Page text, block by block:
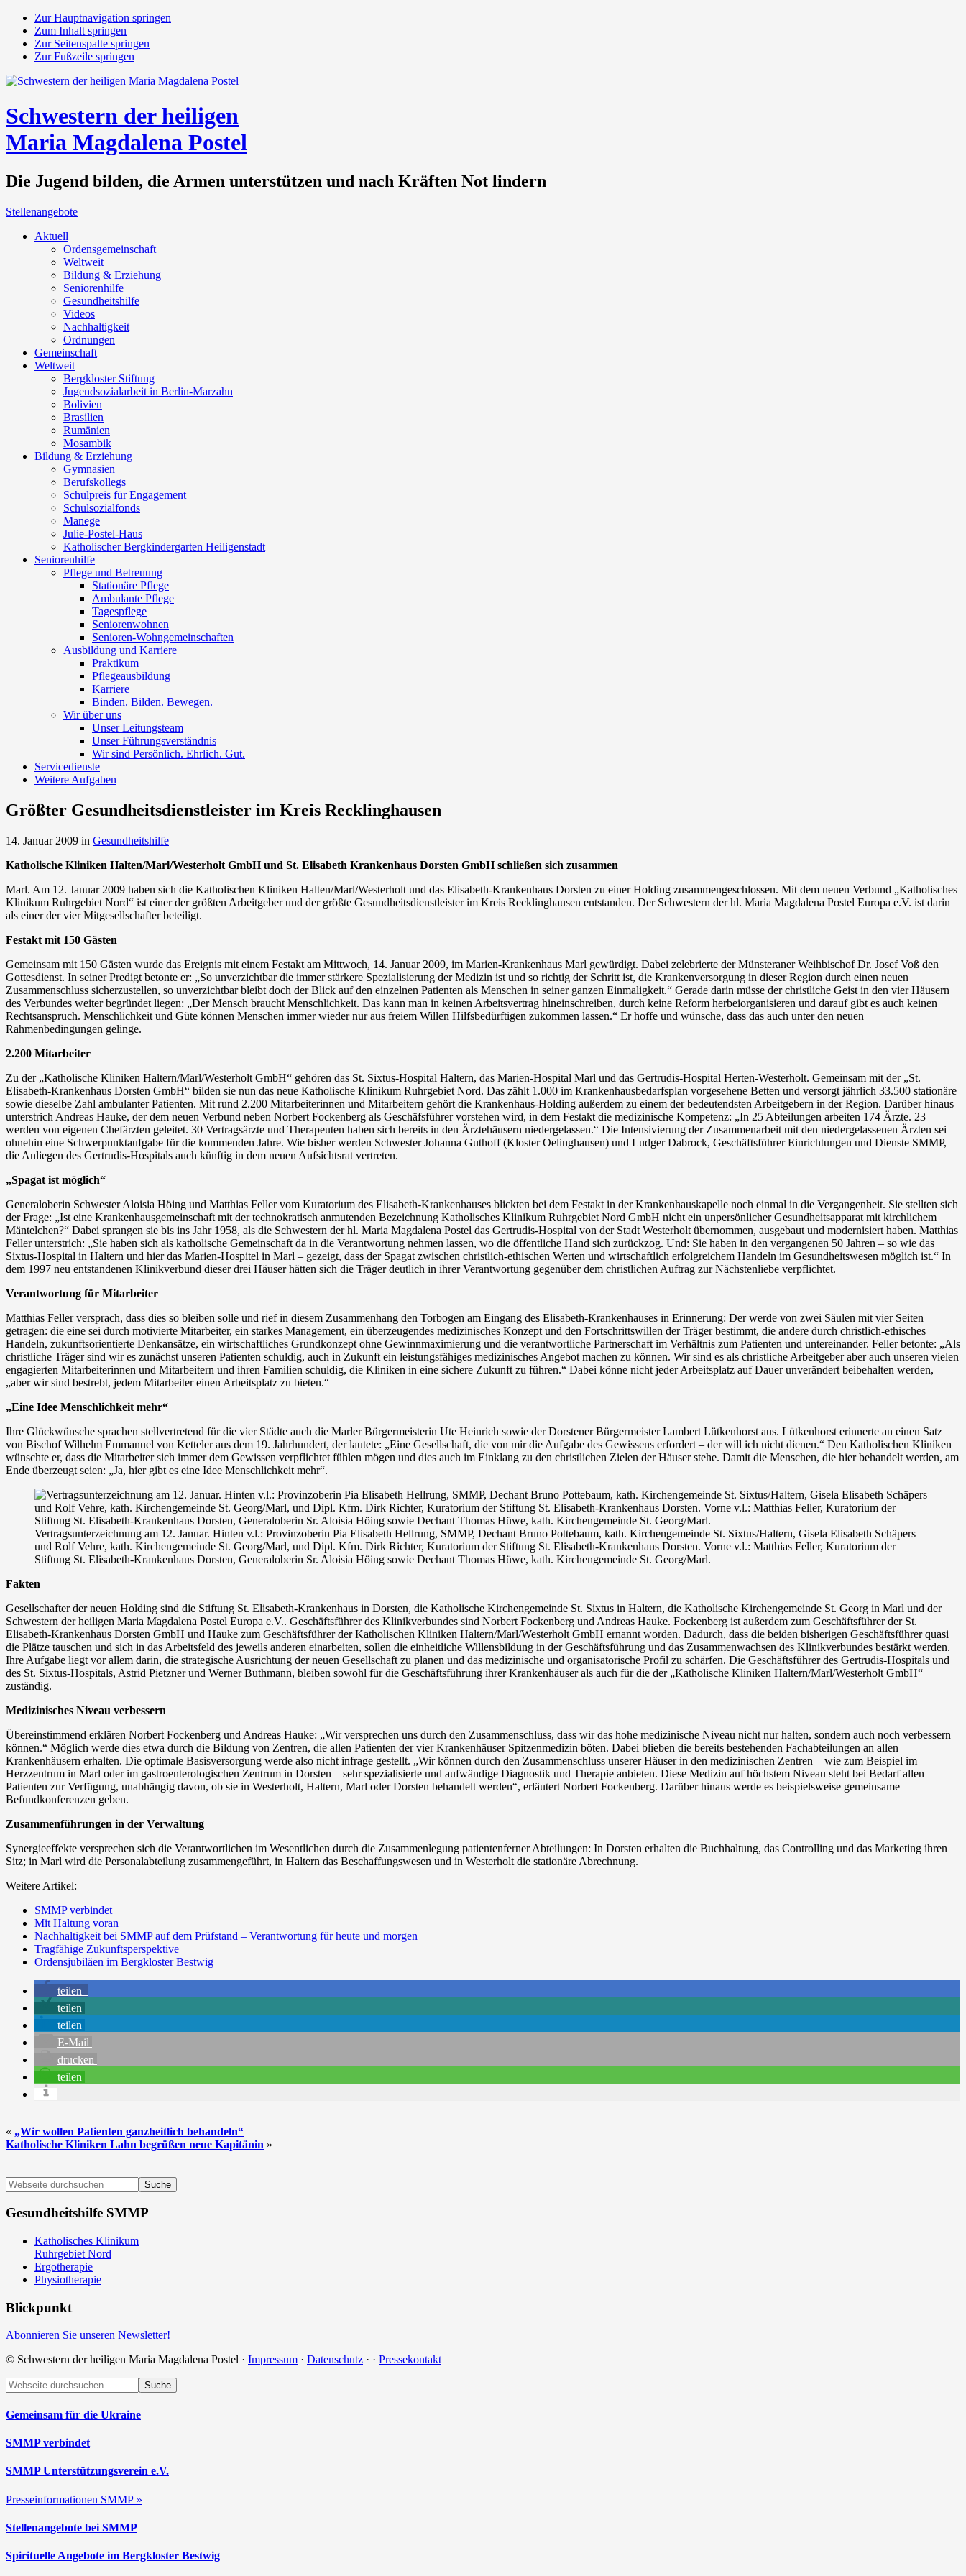
Zur Hauptnavigation springen
Zum Inhalt springen
Zur Seitenspalte springen
Zur Fußzeile springen
Schwestern der heiligen
Maria Magdalena Postel
Die Jugend bilden, die Armen unterstützen und nach Kräften Not lindern
Stellenangebote
Aktuell
Ordensgemeinschaft
Weltweit
Bildung & Erziehung
Seniorenhilfe
Gesundheitshilfe
Videos
Nachhaltigkeit
Ordnungen
Gemeinschaft
Weltweit
Bergkloster Stiftung
Jugendsozialarbeit in Berlin-Marzahn
Bolivien
Brasilien
Rumänien
Mosambik
Bildung & Erziehung
Gymnasien
Berufskollegs
Schulpreis für Engagement
Schulsozialfonds
Manege
Julie-Postel-Haus
Katholischer Bergkindergarten Heiligenstadt
Seniorenhilfe
Pflege und Betreuung
Stationäre Pflege
Ambulante Pflege
Tagespflege
Seniorenwohnen
Senioren-Wohn­ge­mein­schaf­ten
Ausbildung und Karriere
Praktikum
Pflegeausbildung
Karriere
Binden. Bilden. Bewegen.
Wir über uns
Unser Leitungsteam
Unser Führungsverständnis
Wir sind Persönlich. Ehrlich. Gut.
Servicedienste
Weitere Aufgaben
Größter Gesundheitsdienstleister im Kreis Recklinghausen
14. Januar 2009 in Gesundheitshilfe
Katholische Kliniken Halten/Marl/Westerholt GmbH und St. Elisabeth Krankenhaus Dorsten GmbH schließen sich zusammen
Marl. Am 12. Januar 2009 haben sich die Katholischen Kliniken Halten/Marl/Westerholt und das Elisabeth-Krankenhaus Dorsten zu einer Holding zusammengeschlossen. Mit dem neuen Verbund „Katholisches
Klinikum Ruhrgebiet Nord“ ist einer der größten Arbeitgeber und der größte Gesundheitsdienstleister im Kreis Recklinghausen entstanden. Der Schwestern der hl. Maria Magdalena Postel Europa e.V. ist darin
als einer der vier Mitgesellschafter beteiligt.
Festakt mit 150 Gästen
Gemeinsam mit 150 Gästen wurde das Ereignis mit einem Festakt am Mittwoch, 14. Januar 2009, im Marien-Krankenhaus Marl gewürdigt. Dabei zelebrierte der Münsteraner Weihbischof Dr. Josef Voß den
Gottesdienst. In seiner Predigt betonte er: „So unverzichtbar die immer stärkere Spezialisierung der Medizin ist und so richtig der Schritt ist, die Krankenversorgung in dieser Region durch einen neuen
Zusammenschluss sicherzustellen, so unverzichtbar bleibt doch der Blick auf den einzelnen Patienten als Menschen in seiner ganzen Einmaligkeit.“ Gerade darin müsse der christliche Geist in den vier Häusern
des Verbundes weiter begründet liegen: „Der Mensch braucht Menschlichkeit. Das kann man in keinen Arbeitsvertrag hineinschreiben, durch keine Reform herbeiorganisieren und darauf gibt es auch keinen
Rechtsanspruch. Menschlichkeit und Güte können Menschen immer wieder nur aus freiem Willen Hilfsbedürftigen zukommen lassen.“ Er hoffe und wünsche, dass das auch unter den neuen
Rahmenbedingungen gelinge.
2.200 Mitarbeiter
Zu der „Katholische Kliniken Haltern/Marl/Westerholt GmbH“ gehören das St. Sixtus-Hospital Haltern, das Marien-Hospital Marl und das Gertrudis-Hospital Herten-Westerholt. Gemeinsam mit der „St.
Elisabeth-Krankenhaus Dorsten GmbH“ bilden sie nun das neue Katholische Klinikum Ruhrgebiet Nord. Das zählt 1.000 im Krankenhausbedarfsplan vorgesehene Betten und versorgt jährlich 33.500 stationäre
sowie dieselbe Zahl ambulanter Patienten. Mit rund 2.200 Mitarbeiterinnen und Mitarbeitern gehört die Krankenhaus-Holding außerdem zu einem der bedeutendsten Arbeitgebern in der Region. Darüber hinaus
unterstrich Andreas Hauke, der dem neuen Verbund neben Norbert Fockenberg als Geschäfsführer vorstehen wird, in dem Festakt die medizinische Kompetenz: „In 25 Abteilungen arbeiten 174 Ärzte. 23
werden von eigenen Chefärzten geleitet. 30 Vertragsärzte und Therapeuten haben sich bereits in den Ärztehäusern niedergelassen.“ Die Intensivierung der Zusammenarbeit mit den niedergelassenen Ärzten sei
ohnehin eine Schwerpunktaufgabe für die kommenden Jahre. Wie bisher werden Schwester Johanna Guthoff (Kloster Oelinghausen) und Ludger Dabrock, Geschäftsführer Einrichtungen und Dienste SMMP,
die Anliegen des Gertrudis-Hospitals auch künftig in dem neuen Aufsichtsrat vertreten.
„Spagat ist möglich“
Generaloberin Schwester Aloisia Höing und Matthias Feller vom Kuratorium des Elisabeth-Krankenhauses blickten bei dem Festakt in der Krankenhauskapelle noch einmal in die Vergangenheit. Sie stellten sich
der Frage: „Ist eine Krankenhausgemeinschaft mit der technokratisch anmutenden Bezeichnung Katholisches Klinikum Ruhrgebiet Nord GmbH nicht ein unpersönlicher Gesundheitsapparat mit kirchlichem
Mäntelchen?“ Dabei sprangen sie bis ins Jahr 1958, als die Schwestern der hl. Maria Magdalena Postel das Gertrudis-Hospital von der Stadt Westerholt übernommen, ausgebaut und modernisiert haben. Matthias
Feller unterstrich: „Sie haben sich als katholische Gemeinschaft da in die Verantwortung nehmen lassen, wo die öffentliche Hand sich zurückzog. Und: Sie haben in den vergangenen 50 Jahren – so wie das
Sixtus-Hospital in Haltern und hier das Marien-Hospitel in Marl – gezeigt, dass der Spagat zwischen christlich-ethischen Werten und wirtschaftlich erfolgreichem Handeln im Gesundheitswesen möglich ist.“ In
dem 1997 neu entstandenen Klinikverbund dieser drei Häuser hätten sich die Träger deutlich in ihrer Verantwortung gegenüber dem christlichen Auftrag zur Nächstenliebe verpflichtet.
Verantwortung für Mitarbeiter
Matthias Feller versprach, dass dies so bleiben solle und rief in diesem Zusammenhang den Torbogen am Eingang des Elisabeth-Krankenhauses in Erinnerung: Der werde von zwei Säulen mit vier Seiten
getragen: die eine sei durch motivierte Mitarbeiter, ein starkes Management, ein überzeugendes medizinisches Konzept und den Fortschrittswillen der Träger bestimmt, die andere durch christlich-ethisches
Handeln, zukunftsorientierte Denkansätze, ein wirtschaftliches Grundkonzept ohne Gewinnmaximierung und die verantwortliche Partnerschaft im Verhältnis zum Patienten und untereinander. Feller betonte: „Als
christliche Träger sind wir es zunächst unseren Patienten schuldig, auch in Zukunft ein leistungsfähiges medizinisches Angebot machen zu können. Wir sind es als christliche Arbeitgeber aber auch unseren vielen
engagierten Mitarbeiterinnen und Mitarbeitern und ihren Familien schuldig, die Kliniken in eine sichere Zukunft zu führen.“ Dabei könne nicht jeder Arbeitsplatz auf Dauer unverändert beibehalten werden, –
„aber wir sind bestrebt, jedem Mitarbeiter einen Arbeitsplatz zu bieten.“
„Eine Idee Menschlichkeit mehr“
Ihre Glückwünsche sprachen stellvertretend für die vier Städte auch die Marler Bürgermeisterin Ute Heinrich sowie der Dorstener Bürgermeister Lambert Lütkenhorst aus. Lütkenhorst erinnerte an einen Satz
von Bischof Wilhelm Emmanuel von Ketteler aus dem 19. Jahrhundert, der lautete: „Eine Gesellschaft, die von mir die Aufgabe des Gewissens erfordert – der will ich nicht dienen.“ Den Katholischen Kliniken
wünschte er, dass die Mitarbeiter sich immer dem Gewissen verpflichtet fühlen mögen und dies auch im Einklang zu den christlichen Zielen der Häuser stehe. Damit die Menschen, die hier behandelt werden, am
Ende überzeugt seien: „Ja, hier gibt es eine Idee Menschlichkeit mehr“.
Vertragsunterzeichnung am 12. Januar. Hinten v.l.: Provinzoberin Pia Elisabeth Hellrung, SMMP, Dechant Bruno Pottebaum, kath. Kirchengemeinde St. Sixtus/Haltern, Gisela Elisabeth Schäpers
und Rolf Vehre, kath. Kirchengemeinde St. Georg/Marl, und Dipl. Kfm. Dirk Richter, Kuratorium der Stiftung St. Elisabeth-Krankenhaus Dorsten. Vorne v.l.: Matthias Feller, Kuratorium der
Stiftung St. Elisabeth-Krankenhaus Dorsten, Generaloberin Sr. Aloisia Höing sowie Dechant Thomas Hüwe, kath. Kirchengemeinde St. Georg/Marl.
Fakten
Gesellschafter der neuen Holding sind die Stiftung St. Elisabeth-Krankenhaus in Dorsten, die Katholische Kirchengemeinde St. Sixtus in Haltern, die Katholische Kirchengemeinde St. Georg in Marl und der
Schwestern der heiligen Maria Magdalena Postel Europa e.V.. Geschäftsführer des Klinikverbundes sind Norbert Fockenberg und Andreas Hauke. Fockenberg ist außerdem zum Geschäftsführer der St.
Elisabeth-Krankenhaus Dorsten GmbH und Hauke zum Geschäftsführer der Katholischen Kliniken Haltern/Marl/Westerholt GmbH ernannt worden. Dadurch, dass die beiden bisherigen Geschäftsführer quasi
die Plätze tauschen und sich in das Arbeitsfeld des jeweils anderen einarbeiten, sollen die einheitliche Willensbildung in der Geschäftsführung und das Zusammenwachsen des Klinikverbundes bestärkt werden.
Ihre Aufgabe liegt vor allem darin, die strategische Ausrichtung der neuen Gesellschaft zu planen und das medizinische und organisatorische Profil zu schärfen. Die Geschäftsführer des Gertrudis-Hospitals und
des St. Sixtus-Hospitals, Astrid Pietzner und Werner Buthmann, bleiben sowohl für die Geschäftsführung ihrer Krankenhäuser als auch für die der „Katholische Kliniken Haltern/Marl/Westerholt GmbH“
zuständig.
Medizinisches Niveau verbessern
Übereinstimmend erklären Norbert Fockenberg und Andreas Hauke: „Wir versprechen uns durch den Zusammenschluss, dass wir das hohe medizinische Niveau nicht nur halten, sondern auch noch verbessern
können.“ Möglich werde dies etwa durch die Bildung von Zentren, die allen Patienten der vier Krankenhäuser Spitzenmedizin böten. Dabei blieben die bereits bestehenden Fachabteilungen an allen
Krankenhäusern erhalten. Die optimale Basisversorgung werde also nicht infrage gestellt. „Wir können durch den Zusammenschluss unserer Häuser in den medizinischen Zentren – wie zum Beispiel im
Herzzentrum in Marl oder im gastroenterologischen Zentrum in Dorsten – sehr spezialisierte und aufwändige Diagnostik und Therapie anbieten. Diese Medizin auf höchstem Niveau steht bei Bedarf allen
Patienten zur Verfügung, unabhängig davon, ob sie in Westerholt, Haltern, Marl oder Dorsten behandelt werden“, erläutert Norbert Fockenberg. Darüber hinaus werde es beispielsweise gemeinsame
Befundkonferenzen geben.
Zusammenführungen in der Verwaltung
Synergieeffekte versprechen sich die Verantwortlichen im Wesentlichen durch die Zusammenlegung patientenferner Abteilungen: In Dorsten erhalten die Buchhaltung, das Controlling und das Marketing ihren
Sitz; in Marl wird die Personalabteilung zusammengeführt, in Haltern das Beschaffungswesen und in Westerholt die stationäre Abrechnung.
Weitere Artikel:
SMMP verbindet
Mit Haltung voran
Nachhaltigkeit bei SMMP auf dem Prüfstand – Verantwortung für heute und morgen
Tragfähige Zukunftsperspektive
Ordensjubiläen im Bergkloster Bestwig
teilen
teilen
teilen
E-Mail
drucken
teilen
« „Wir wollen Patienten ganzheitlich behandeln“
Katholische Kliniken Lahn begrüßen neue Kapitänin »
Seitenspalte
Webseite
durchsuchen
Gesundheitshilfe SMMP
Katholisches Klinikum
Ruhrgebiet Nord
Ergotherapie
Physiotherapie
Blickpunkt
Abonnieren Sie unseren Newsletter!
© Schwestern der heiligen Maria Magdalena Postel · Impressum · Datenschutz · · Pressekontakt
Footer
Webseite
durchsuchen
Gemeinsam für die Ukraine
SMMP verbindet
SMMP Unterstützungsverein e.V.
Presseinformationen SMMP »
Stellenangebote bei SMMP
Spirituelle Angebote im Bergkloster Bestwig